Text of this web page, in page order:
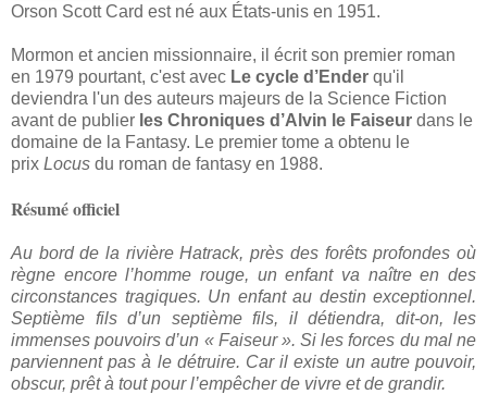
Orson Scott Card est né aux États-unis en 1951.
Mormon et ancien missionnaire, il écrit son premier roman
en 1979 pourtant, c'est avec Le cycle d’Ender qu'il
deviendra l'un des auteurs majeurs de la Science Fiction
avant de publier les Chroniques d’Alvin le Faiseur dans le
domaine de la Fantasy. Le premier tome a obtenu le
prix Locus du roman de fantasy en 1988.
Résumé officiel
Au bord de la rivière Hatrack, près des forêts profondes où
règne encore l’homme rouge, un enfant va naître en des
circonstances tragiques. Un enfant au destin exceptionnel.
Septième fils d’un septième fils, il détiendra, dit-on, les
immenses pouvoirs d’un « Faiseur ». Si les forces du mal ne
parviennent pas à le détruire. Car il existe un autre pouvoir,
obscur, prêt à tout pour l’empêcher de vivre et de grandir.